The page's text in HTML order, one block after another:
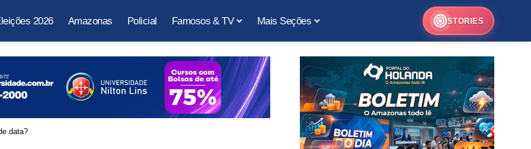
2026 Amazonas Policial Famosos & TV Mais Seções STORIES
data?